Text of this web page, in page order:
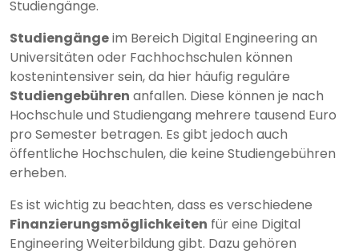
Studiengänge.
Studiengängeim Bereich Digital Engineering an
Universitäten oder Fachhochschulen können
kostenintensiver sein, da hier häufig reguläre
Studiengebühren anfallen. Diese können je nach
Hochschule und Studiengang mehrere tausend Euro
pro Semester betragen. Es gibt jedoch auch
öffentliche Hochschulen, die keine Studiengebühren
erheben.
Es ist wichtig zu beachten, dass es verschiedene
Finanzierungsmöglichkeiten für eine Digital
Engineering Weiterbildung gibt. Dazu gehören